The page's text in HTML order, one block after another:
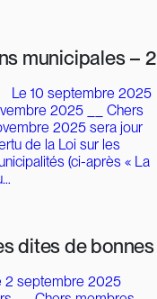
municipales – 2
septembre 2025
2025 __ Chers
2025 sera jour
de la Loi sur les
(ci-après « La
dites de bonnes
2025